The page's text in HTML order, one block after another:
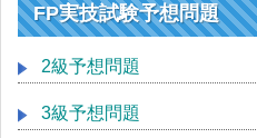
FP実技試験予想問題
2級予想問題
3級予想問題